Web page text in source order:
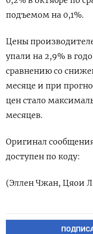
подъемом на 0,1%.
Цены
упали на 2,9% в
сравнению со
месяце и при
цен стало
месяцев.
Оригинал
доступен по коду:
(Эллен Чжан, Цяои